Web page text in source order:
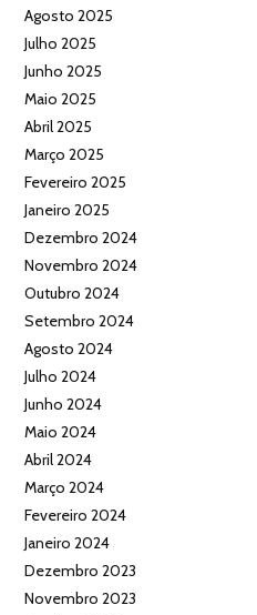
Agosto 2025
Julho 2025
Junho 2025
Maio 2025
Abril 2025
Março 2025
Fevereiro 2025
Janeiro 2025
Dezembro 2024
Novembro 2024
Outubro 2024
Setembro 2024
Agosto 2024
Julho 2024
Junho 2024
Maio 2024
Abril 2024
Março 2024
Fevereiro 2024
Janeiro 2024
Dezembro 2023
Novembro 2023